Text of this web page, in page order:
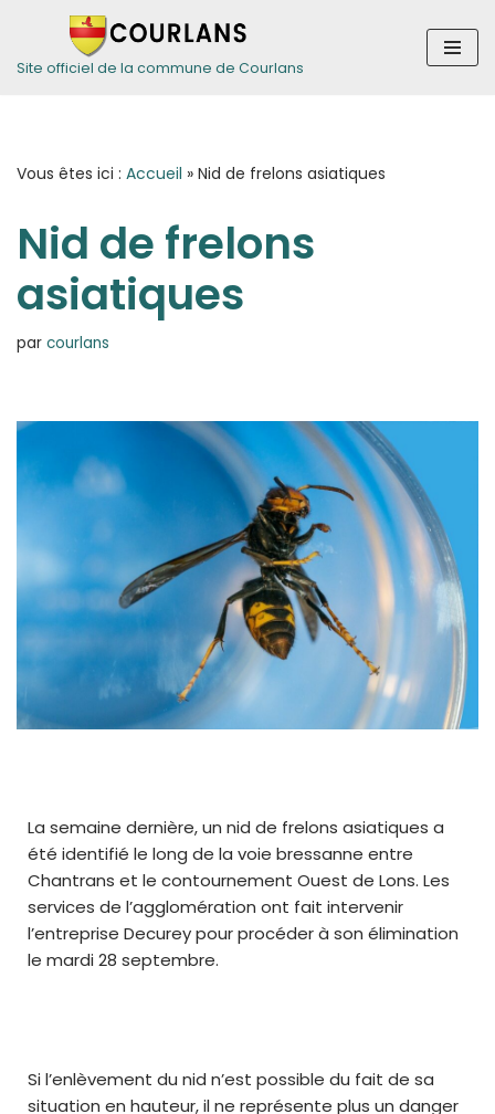
Aller
Site officiel de la commune de Courlans
Vous êtes ici : Accueil » Nid de frelons asiatiques
Nid de frelons
asiatiques
par courlans
La semaine dernière, un nid de frelons asiatiques a
été identifié le long de la voie bressanne entre
Chantrans et le contournement Ouest de Lons. Les
services de l’agglomération ont fait intervenir
l’entreprise Decurey pour procéder à son élimination
le mardi 28 septembre.
Si l’enlèvement du nid n’est possible du fait de sa
situation en hauteur, il ne représente plus un danger